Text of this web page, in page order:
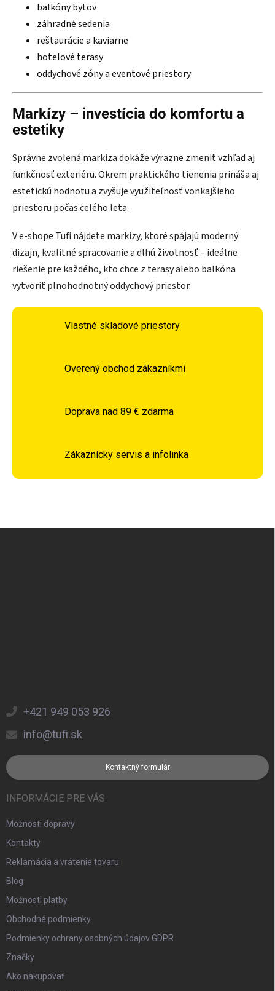
balkóny bytov
záhradné sedenia
reštaurácie a kaviarne
hotelové terasy
oddychové zóny a eventové priestory
Markízy – investícia do komfortu a
estetiky
Správne zvolená markíza dokáže výrazne zmeniť vzhľad aj
funkčnosť exteriéru. Okrem praktického tienenia prináša aj
estetickú hodnotu a zvyšuje využiteľnosť vonkajšieho
priestoru počas celého leta.
V e-shope Tufi nájdete markízy, ktoré spájajú moderný
dizajn, kvalitné spracovanie a dlhú životnosť – ideálne
riešenie pre každého, kto chce z terasy alebo balkóna
vytvoriť plnohodnotný oddychový priestor.
Vlastné skladové priestory
Overený obchod zákazníkmi
Doprava nad 89 € zdarma
Zákaznícky servis a infolinka
+421 949 053 926
info@tufi.sk
Kontaktný formulár
INFORMÁCIE PRE VÁS
Možnosti dopravy
Kontakty
Reklamácia a vrátenie tovaru
Blog
Možnosti platby
Obchodné podmienky
Podmienky ochrany osobných údajov GDPR
Značky
Ako nakupovať